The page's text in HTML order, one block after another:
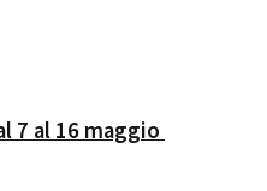
7 al 16 maggio